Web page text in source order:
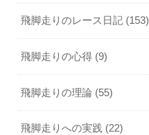
飛脚走りのレース日記 (153)
飛脚走りの心得 (9)
飛脚走りの理論 (55)
飛脚走りへの実践 (22)